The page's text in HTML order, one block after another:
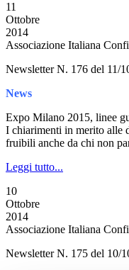
11
Ottobre
2014
Associazione Italiana
Newsletter N. 176 del 11/
News
Expo Milano 2015, linee
I chiarimenti in merito alle
fruibili anche da chi non
Leggi tutto...
10
Ottobre
2014
Associazione Italiana
Newsletter N. 175 del 10/